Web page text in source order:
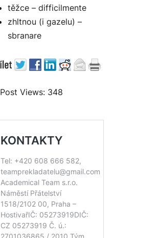
těžce – difficilmente
zhltnou (i gazelu) –
sbranare
Post Views: 348